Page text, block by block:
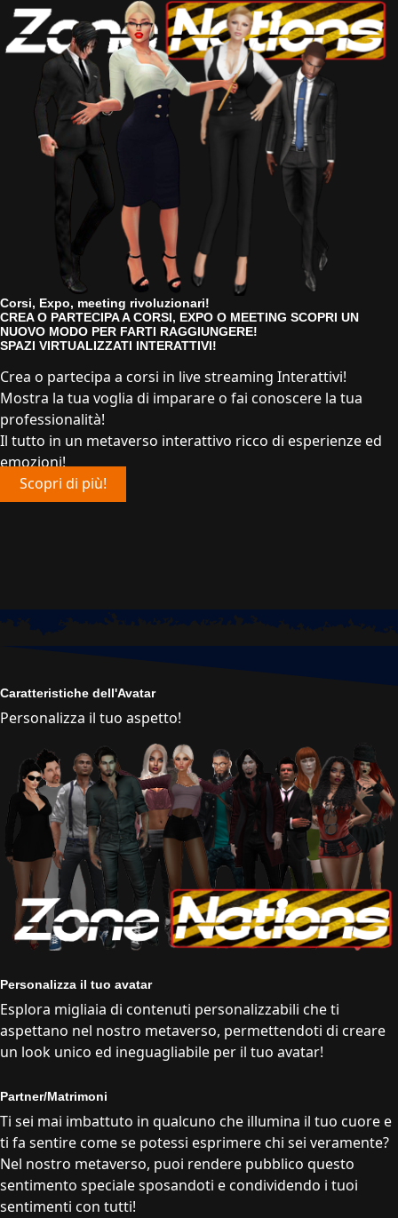
Corsi, Expo, meeting rivoluzionari!
CREA O PARTECIPA A CORSI, EXPO O MEETING SCOPRI UN
NUOVO MODO PER FARTI RAGGIUNGERE!
SPAZI VIRTUALIZZATI INTERATTIVI!
Crea o partecipa a corsi in live streaming Interattivi!
Mostra la tua voglia di imparare o fai conoscere la tua
professionalità!
Il tutto in un metaverso interattivo ricco di esperienze ed
emozioni!
Scopri di più!
Caratteristiche dell'Avatar
Personalizza il tuo aspetto!
Personalizza il tuo avatar
Esplora migliaia di contenuti personalizzabili che ti
aspettano nel nostro metaverso, permettendoti di creare
un look unico ed ineguagliabile per il tuo avatar!
Partner/Matrimoni
Ti sei mai imbattuto in qualcuno che illumina il tuo cuore e
ti fa sentire come se potessi esprimere chi sei veramente?
Nel nostro metaverso, puoi rendere pubblico questo
sentimento speciale sposandoti e condividendo i tuoi
sentimenti con tutti!